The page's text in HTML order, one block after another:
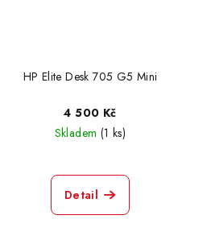
HP Elite Desk 705 G5 Mini
4 500 Kč
Skladem (1 ks)
Detail